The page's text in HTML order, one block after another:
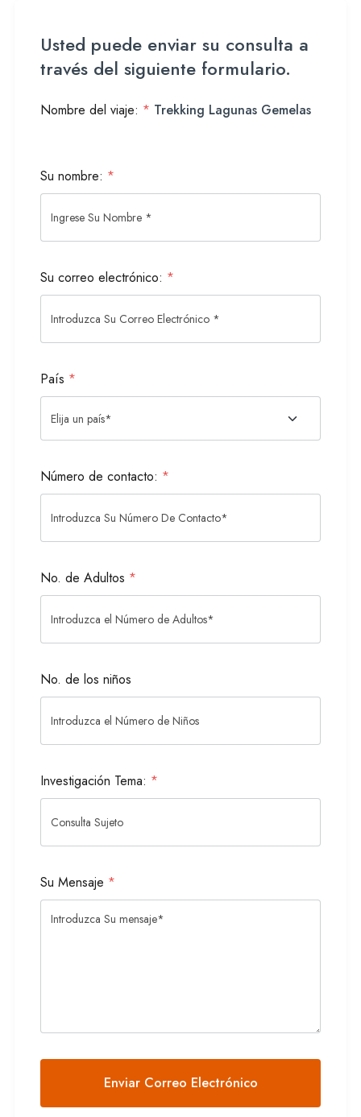
Usted puede enviar su consulta a
través del siguiente formulario.
Nombre del viaje: * Trekking Lagunas Gemelas
Su nombre: *
Su correo electrónico: *
País *
Número de contacto: *
No. de Adultos *
No. de los niños
Investigación Tema: *
Su Mensaje *